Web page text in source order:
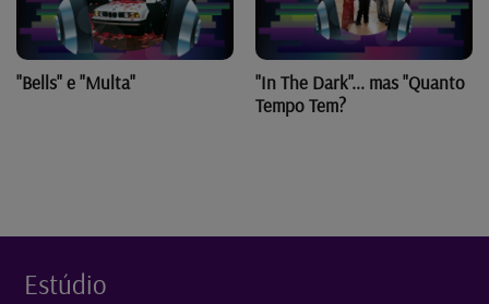
"Bells" e "Multa"
"In The Dark"... mas "Quanto
Tempo Tem?
Estúdio